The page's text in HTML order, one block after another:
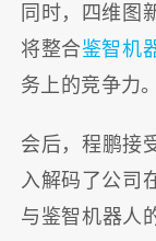
同时，四维图
将整合鉴智机
务上的竞争力。
会后，程鹏接
入解码了公司
与鉴智机器人